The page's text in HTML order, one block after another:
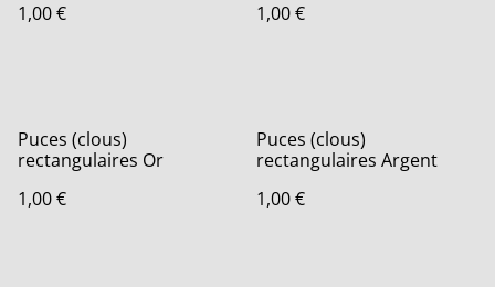
1,00 €
1,00 €
Puces (clous)
rectangulaires Or
1,00 €
Puces (clous)
rectangulaires Argent
1,00 €